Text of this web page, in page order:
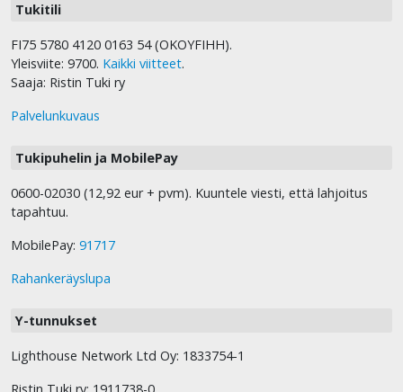
Tukitili
FI75 5780 4120 0163 54 (OKOYFIHH).
Yleisviite: 9700. Kaikki viitteet.
Saaja: Ristin Tuki ry
Palvelunkuvaus
Tukipuhelin ja MobilePay
0600-02030 (12,92 eur + pvm). Kuuntele viesti, että lahjoitus
tapahtuu.
MobilePay: 91717
Rahankeräyslupa
Y-tunnukset
Lighthouse Network Ltd Oy: 1833754-1